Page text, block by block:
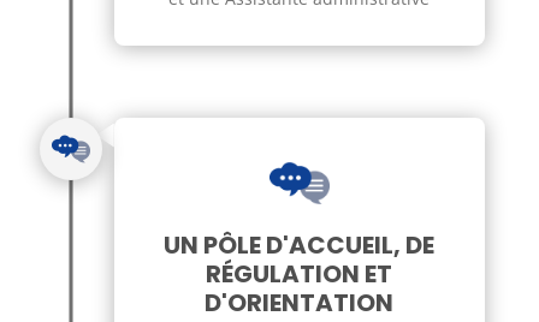
UN PÔLE D'ACCUEIL, DE
RÉGULATION ET
D'ORIENTATION